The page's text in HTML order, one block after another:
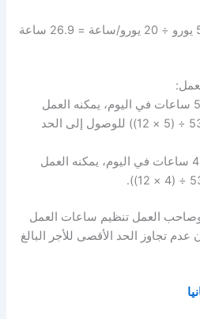
538 يورو ÷ 20 يورو/ساعة = 26.9 ساعة
إذا كان العامل يعمل 5 ساعات في اليوم، يمكنه العمل
حتى 8.97 يوم في الشهر (538 ÷ (5 × 12)) للوصول إلى الحد
إذا كان العامل يعمل 4 ساعات في اليوم، يمكنه العمل
وصاحب العمل تنظيم ساعات العمل
تجاوز الحد الأقصى للأجر البالغ